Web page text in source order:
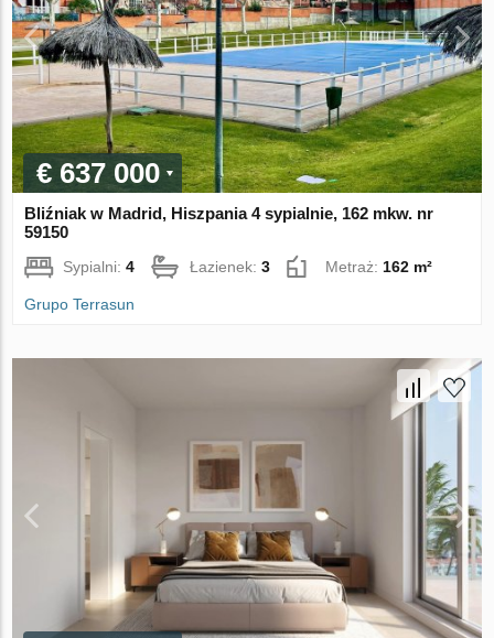
€ 637 000
Bliźniak w Madrid, Hiszpania 4 sypialnie, 162 mkw. nr
59150
Sypialni:4 Łazienek:3 Metraż:162 m²
Grupo Terrasun